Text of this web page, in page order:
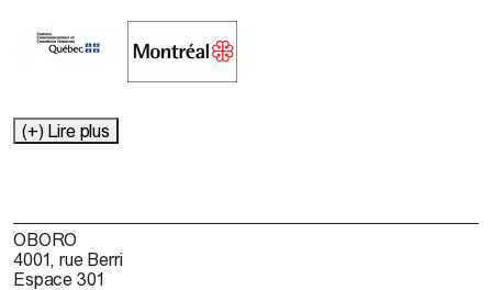
(+) Lire plus
OBORO
4001, rue Berri
Espace 301